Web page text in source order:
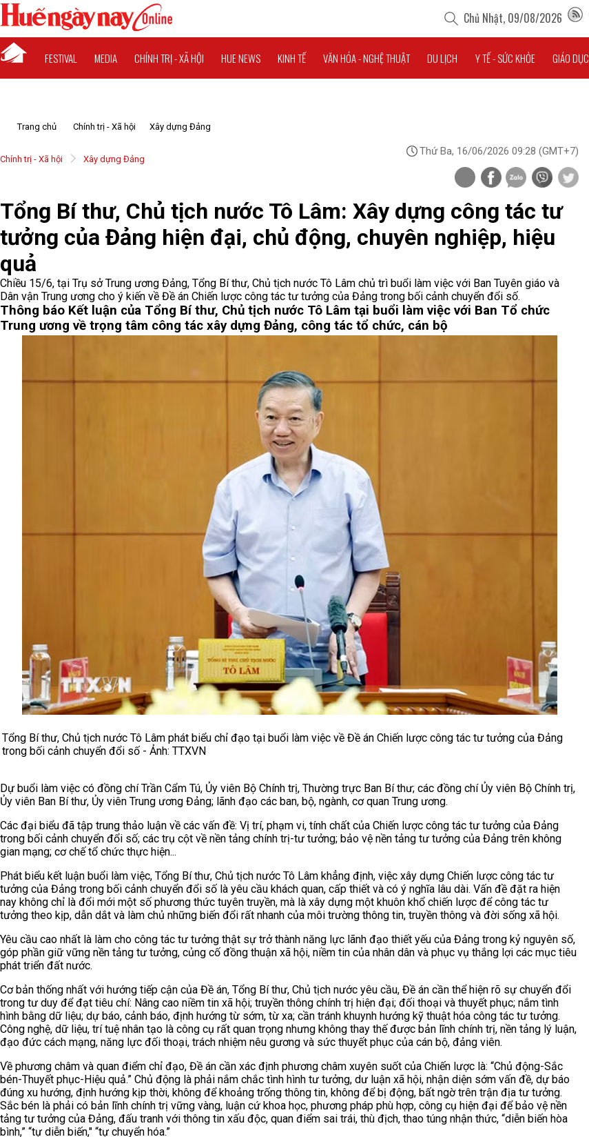
Chủ Nhật, 09/08/2026
FESTIVAL MEDIA CHÍNH TRỊ - XÃ HỘI HUE NEWS KINH TẾ VĂN HÓA - NGHỆ THUẬT DU LỊCH Y TẾ - SỨC KHỎE GIÁO DỤC
Trang chủ Chính trị - Xã hội Xây dựng Đảng
Chính trị - Xã hội Xây dựng Đảng
Thứ Ba, 16/06/2026 09:28 (GMT+7)
Tổng Bí thư, Chủ tịch nước Tô Lâm: Xây dựng công tác tư
tưởng của Đảng hiện đại, chủ động, chuyên nghiệp, hiệu
quả
Chiều 15/6, tại Trụ sở Trung ương Đảng, Tổng Bí thư, Chủ tịch nước Tô Lâm chủ trì buổi làm việc với Ban Tuyên giáo và
Dân vận Trung ương cho ý kiến về Đề án Chiến lược công tác tư tưởng của Đảng trong bối cảnh chuyển đổi số.
Thông báo Kết luận của Tổng Bí thư, Chủ tịch nước Tô Lâm tại buổi làm việc với Ban Tổ chức
Trung ương về trọng tâm công tác xây dựng Đảng, công tác tổ chức, cán bộ
Tổng Bí thư, Chủ tịch nước Tô Lâm phát biểu chỉ đạo tại buổi làm việc về Đề án Chiến lược công tác tư tưởng của Đảng
trong bối cảnh chuyển đổi số - Ảnh: TTXVN
Dự buổi làm việc có đồng chí Trần Cẩm Tú, Ủy viên Bộ Chính trị, Thường trực Ban Bí thư; các đồng chí Ủy viên Bộ Chính trị,
Ủy viên Ban Bí thư, Ủy viên Trung ương Đảng; lãnh đạo các ban, bộ, ngành, cơ quan Trung ương.
Các đại biểu đã tập trung thảo luận về các vấn đề: Vị trí, phạm vi, tính chất của Chiến lược công tác tư tưởng của Đảng
trong bối cảnh chuyển đổi số; các trụ cột về nền tảng chính trị-tư tưởng; bảo vệ nền tảng tư tưởng của Đảng trên không
gian mạng; cơ chế tổ chức thực hiện...
Phát biểu kết luận buổi làm việc, Tổng Bí thư, Chủ tịch nước Tô Lâm khẳng định, việc xây dựng Chiến lược công tác tư
tưởng của Đảng trong bối cảnh chuyển đổi số là yêu cầu khách quan, cấp thiết và có ý nghĩa lâu dài. Vấn đề đặt ra hiện
nay không chỉ là đổi mới một số phương thức tuyên truyền, mà là xây dựng một khuôn khổ chiến lược để công tác tư
tưởng theo kịp, dẫn dắt và làm chủ những biến đổi rất nhanh của môi trường thông tin, truyền thông và đời sống xã hội.
Yêu cầu cao nhất là làm cho công tác tư tưởng thật sự trở thành năng lực lãnh đạo thiết yếu của Đảng trong kỷ nguyên số,
góp phần giữ vững nền tảng tư tưởng, củng cố đồng thuận xã hội, niềm tin của nhân dân và phục vụ thắng lợi các mục tiêu
phát triển đất nước.
Cơ bản thống nhất với hướng tiếp cận của Đề án, Tổng Bí thư, Chủ tịch nước yêu cầu, Đề án cần thể hiện rõ sự chuyển đổi
trong tư duy để đạt tiêu chí: Nâng cao niềm tin xã hội; truyền thông chính trị hiện đại; đối thoại và thuyết phục; nắm tình
hình bằng dữ liệu; dự báo, cảnh báo, định hướng từ sớm, từ xa; cần tránh khuynh hướng kỹ thuật hóa công tác tư tưởng.
Công nghệ, dữ liệu, trí tuệ nhân tạo là công cụ rất quan trọng nhưng không thay thế được bản lĩnh chính trị, nền tảng lý luận,
đạo đức cách mạng, năng lực đối thoại, trách nhiệm nêu gương và sức thuyết phục của cán bộ, đảng viên.
Về phương châm và quan điểm chỉ đạo, Đề án cần xác định phương châm xuyên suốt của Chiến lược là: “Chủ động-Sắc
bén-Thuyết phục-Hiệu quả.” Chủ động là phải nắm chắc tình hình tư tưởng, dư luận xã hội, nhận diện sớm vấn đề, dự báo
đúng xu hướng, định hướng kịp thời, không để khoảng trống thông tin, không để bị động, bất ngờ trên trận địa tư tưởng.
Sắc bén là phải có bản lĩnh chính trị vững vàng, luận cứ khoa học, phương pháp phù hợp, công cụ hiện đại để bảo vệ nền
tảng tư tưởng của Đảng, đấu tranh với thông tin xấu độc, quan điểm sai trái, thù địch, thao túng nhận thức, “diễn biến hòa
bình,” “tự diễn biến," “tự chuyển hóa.”